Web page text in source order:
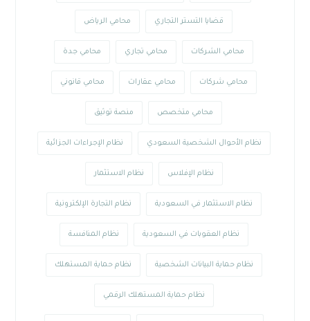
قضايا التستر التجاري محامي الرياض
محامي الشركات محامي تجاري محامي جدة
محامي شركات محامي عقارات محامي قانوني
محامي متخصص منصة توثيق
نظام الأحوال الشخصية السعودي نظام الإجراءات الجزائية
نظام الإفلاس نظام الاستثمار
نظام الاستثمار في السعودية نظام التجارة الإلكترونية
نظام العقوبات في السعودية نظام المنافسة
نظام حماية البيانات الشخصية نظام حماية المستهلك
نظام حماية المستهلك الرقمي